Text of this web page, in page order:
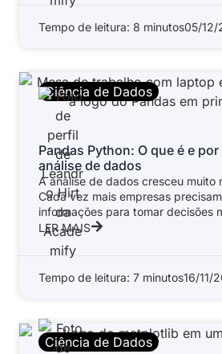
Tempo de leitura: 8 minutos05/12/
Ciência de Dados
Pandas Python: O que é e
análise de dados
A análise de dados cresceu muito
Cada vez mais empresas
informações para tomar decisões
LER MAIS
Tempo de leitura: 7 minutos16/11/
Ciência de Dados